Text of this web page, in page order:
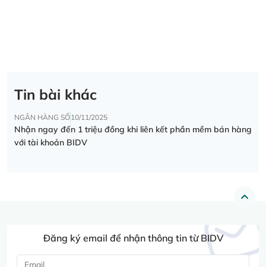
Tin bài khác
NGÂN HÀNG SỐ10/11/2025
Nhận ngay đến 1 triệu đồng khi liên kết phần mềm bán hàng
với tài khoản BIDV
Đăng ký email để nhận thông tin từ BIDV